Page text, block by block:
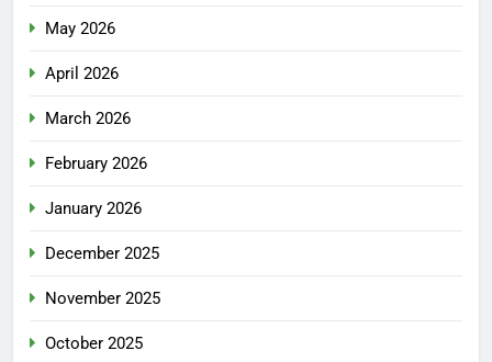
May 2026
April 2026
March 2026
February 2026
January 2026
December 2025
November 2025
October 2025